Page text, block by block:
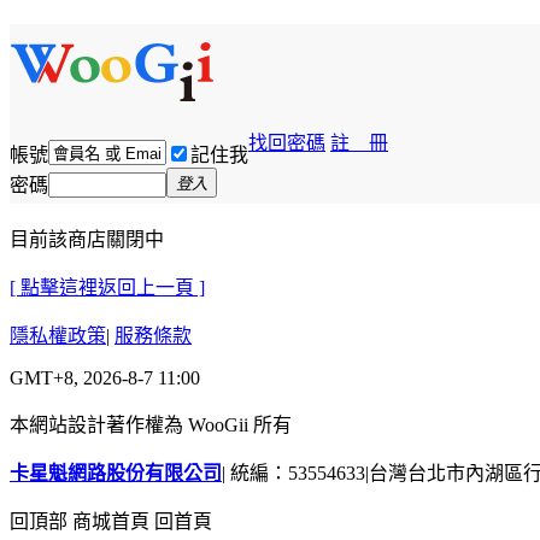
帳號 記住我
找回密碼 註 冊
密碼 登入
目前該商店關閉中
[ 點擊這裡返回上一頁 ]
隱私權政策| 服務條款
GMT+8, 2026-8-7 11:00
本網站設計著作權為 WooGii 所有
卡星魁網路股份有限公司 | 統編：53554633|台灣台北市內湖區
回頂部 商城首頁 回首頁